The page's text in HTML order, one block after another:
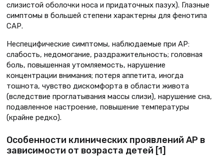
слизистой оболочки носа и придаточных пазух). Глазные
симптомы в большей степени характерны для фенотипа
САР.
Неспецифические симптомы, наблюдаемые при АР:
слабость, недомогание, раздражительность; головная
боль, повышенная утомляемость, нарушение
концентрации внимания; потеря аппетита, иногда
тошнота, чувство дискомфорта в области живота
(вследствие проглатывания массы слизи), нарушение сна,
подавленное настроение, повышение температуры
(крайне редко).
Особенности клинических проявлений АР в
зависимости от возраста детей [1]